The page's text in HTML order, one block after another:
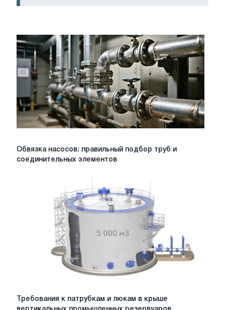
Обвязка
соединительных
элементов
Обвязка насосов: правильный подбор труб и
соединительных элементов
Требования
Требования к патрубкам и люкам в крыше